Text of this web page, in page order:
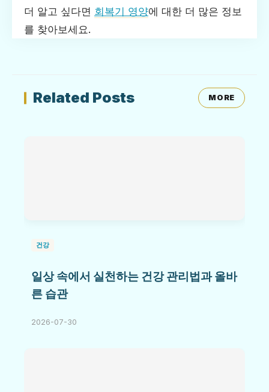
더 알고 싶다면 회복기 영양에 대한 더 많은 정보
를 찾아보세요.
Related Posts MORE
건강
일상 속에서 실천하는 건강 관리법과 올바
른 습관
2026-07-30